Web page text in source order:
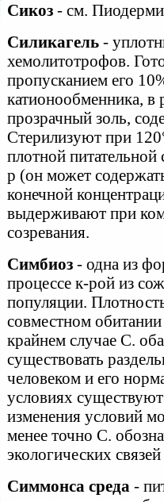
Сикоз - см.
Силикагель -
хемолитотрофов.
пропусканием его
катионообменника, в
прозрачный золь,
Стерилизуют при
плотной
р (он может
конечной
выдерживают при
созревания.
Симбиоз - одна из
процессе к-рой из
популяции.
совместном
крайнем случае С.
существовать
человеком и его
условиях
изменения условий
менее точно С.
экологических
Симмонса среда -